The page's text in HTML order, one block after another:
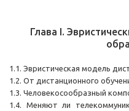
Глава I.
1.1. Эвристическая модель
1.2. От дистанционного
1.3. Человекосообразный
1.4. Меняют ли